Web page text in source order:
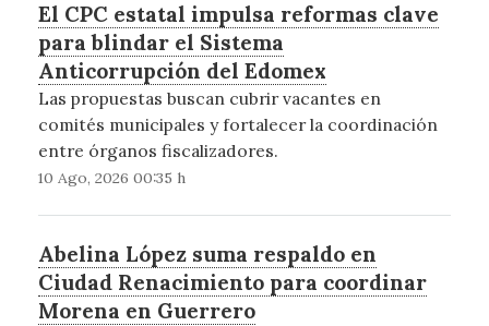
El CPC estatal impulsa reformas clave
para blindar el Sistema
Anticorrupción del Edomex
Las propuestas buscan cubrir vacantes en
comités municipales y fortalecer la coordinación
entre órganos fiscalizadores.
10 Ago, 2026 00:35 h
Abelina López suma respaldo en
Ciudad Renacimiento para coordinar
Morena en Guerrero